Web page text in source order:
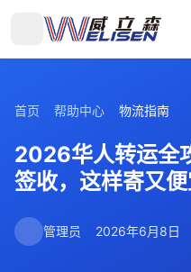
首页 帮助中心 物流指南
2026华人转运全
签收，这样寄又
管理员 2026年6月8日